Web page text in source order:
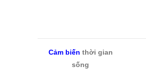
Cảm biến thời gian
sống